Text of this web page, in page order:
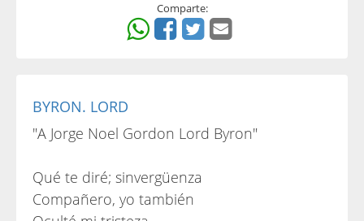
Comparte:
BYRON. LORD
"A Jorge Noel Gordon Lord Byron"
Qué te diré; sinvergüenza
Compañero, yo también